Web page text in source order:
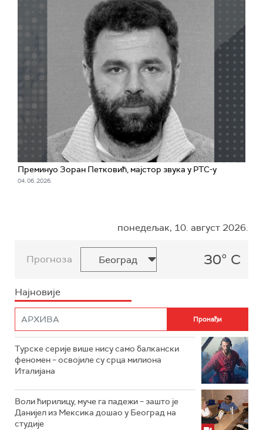
Преминуо Зоран Петковић, мајстор звука у РТС-у
04. 06. 2026.
понедељак, 10. август 2026.
Прогноза 30° C
Најновије
Турске серије више нису само балкански
феномен – освојиле су срца милиона
Италијана
Воли ћирилицу, муче га падежи – зашто је
Данијел из Мексика дошао у Београд на
студије